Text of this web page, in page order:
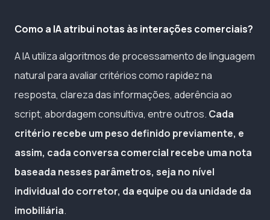
Como a IA atribui notas às interações comerciais?
A IA utiliza algoritmos de processamento de linguagem
natural para avaliar critérios como rapidez na
resposta, clareza das informações, aderência ao
script, abordagem consultiva, entre outros. Cada
critério recebe um peso definido previamente, e
assim, cada conversa comercial recebe uma nota
baseada nesses parâmetros, seja no nível
individual do corretor, da equipe ou da unidade da
imobiliária.